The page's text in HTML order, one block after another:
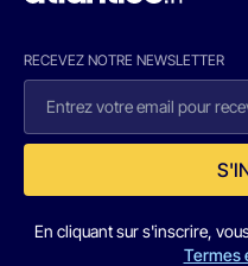
RECEVEZ NOTRE NEWSLETTER
En cliquant sur s'inscrire,
Termes